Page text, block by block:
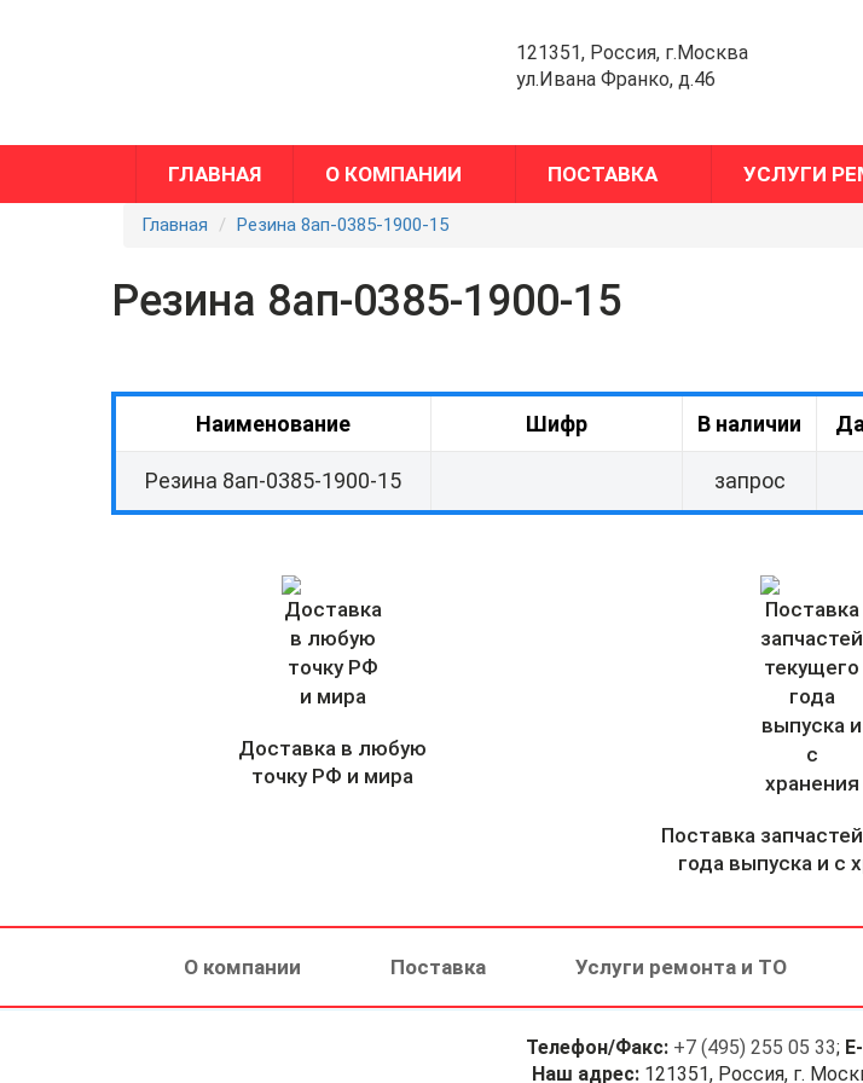
121351, Россия, г.Москва
ул.Ивана Франко, д.46
ГЛАВНАЯ О КОМПАНИИ ПОСТАВКА УСЛУГИ
Главная Резина 8ап-0385-1900-15
Резина 8ап-0385-1900-15
Наименование Шифр В наличии
Резина 8ап-0385-1900-15 запрос
Доставка в любую
точку РФ и мира
Поставка
года выпуска и с
О компании Поставка Услуги ремонта и ТО
Телефон/Факс: +7 (495) 255 05 33;
Наш адрес:121351, Россия, г.